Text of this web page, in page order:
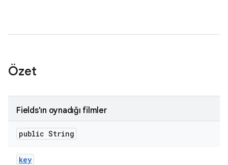
Özet
Fields'ın oynadığı filmler
public String
key